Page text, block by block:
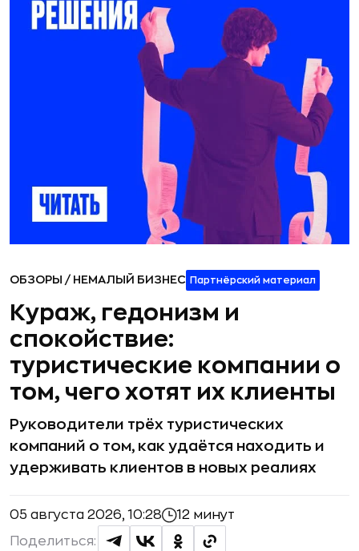
ОБЗОРЫ / НЕМАЛЫЙ БИЗНЕС Партнёрский материал
Кураж, гедонизм и
спокойствие:
туристические компании о
том, чего хотят их клиенты
Руководители трёх туристических
компаний о том, как удаётся находить и
удерживать клиентов в новых реалиях
05 августа 2026, 10:28 12 минут
Поделиться: